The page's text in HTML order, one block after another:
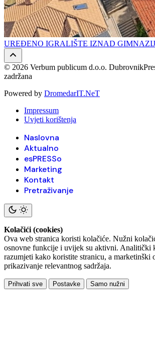
UREĐENO IGRALIŠTE IZNAD
© 2026 Verbum publicum d.o.o.
zadržana
Powered by DromedarIT.NeT
Impressum
Uvjeti korištenja
Naslovna
Aktualno
esPRESSo
Marketing
Kontakt
Pretraživanje
Kolačići (cookies)
Ova web stranica koristi kolačiće. Nužni
osnovne funkcije i uvijek su aktivni. Analitički
razumjeti kako koristite stranicu, a marketinški
prikazivanje relevantnog sadržaja.
Prihvati sve Postavke Samo nužni